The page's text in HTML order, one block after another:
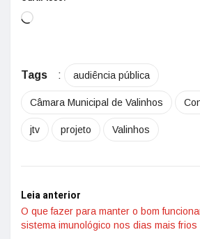
Tags : audiência pública
Câmara Municipal de Valinhos
jtv projeto Valinhos
Leia anterior
O que fazer para manter o bom
sistema imunológico nos dias mais frios